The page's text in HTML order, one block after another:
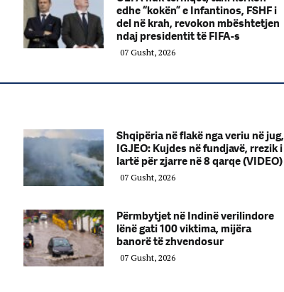
edhe “kokën” e Infantinos, FSHF i
del në krah, revokon mbështetjen
ndaj presidentit të FIFA-s
07 Gusht, 2026
Shqipëria në flakë nga veriu në jug,
IGJEO: Kujdes në fundjavë, rrezik i
lartë për zjarre në 8 qarqe (VIDEO)
07 Gusht, 2026
Përmbytjet në Indinë verilindore
lënë gati 100 viktima, mijëra
banorë të zhvendosur
07 Gusht, 2026